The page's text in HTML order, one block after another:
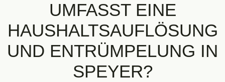
UMFASST EINE
HAUSHALTSAUFLÖSUNG
UND ENTRÜMPELUNG IN
SPEYER?